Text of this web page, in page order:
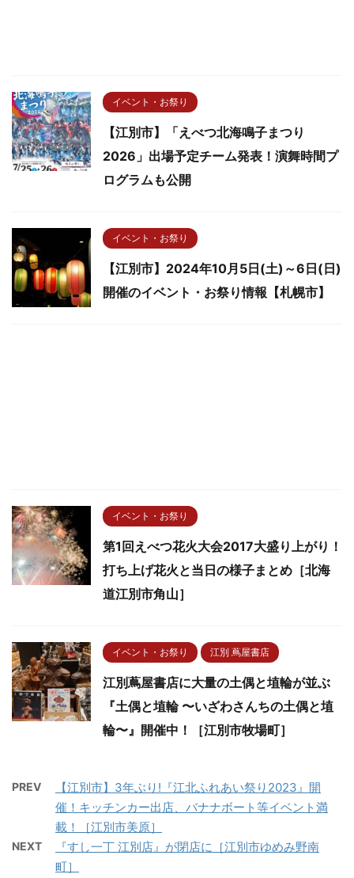
イベント・お祭り
【江別市】「えべつ北海鳴子まつり
2026」出場予定チーム発表！演舞時間プ
ログラムも公開
イベント・お祭り
【江別市】2024年10月5日(土)～6日(日)
開催のイベント・お祭り情報【札幌市】
イベント・お祭り
第1回えべつ花火大会2017大盛り上がり！
打ち上げ花火と当日の様子まとめ［北海
道江別市角山］
イベント・お祭り 江別 蔦屋書店
江別蔦屋書店に大量の土偶と埴輪が並ぶ
『土偶と埴輪 〜いざわさんちの土偶と埴
輪〜』開催中！［江別市牧場町］
PREV
【江別市】3年ぶり!『江北ふれあい祭り2023』開
催！キッチンカー出店、バナナボート等イベント満
載！［江別市美原］
NEXT
『すし一丁 江別店』が閉店に［江別市ゆめみ野南
町］